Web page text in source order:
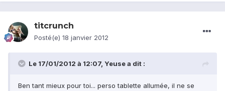
titcrunch
Posté(e) 18 janvier 2012
Le 17/01/2012 à 12:07, Yeuse a dit :
Ben tant mieux pour toi... perso tablette allumée, il ne se